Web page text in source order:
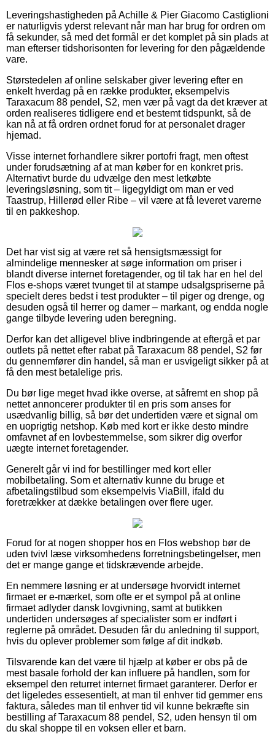
Leveringshastigheden på Achille & Pier Giacomo Castiglioni
er naturligvis yderst relevant når man har brug for ordren om
få sekunder, så med det formål er det komplet på sin plads at
man efterser tidshorisonten for levering for den pågældende
vare.
Størstedelen af online selskaber giver levering efter en
enkelt hverdag på en række produkter, eksempelvis
Taraxacum 88 pendel, S2, men vær på vagt da det kræver at
orden realiseres tidligere end et bestemt tidspunkt, så de
kan nå at få ordren ordnet forud for at personalet drager
hjemad.
Visse internet forhandlere sikrer portofri fragt, men oftest
under forudsætning af at man køber for en konkret pris.
Alternativt burde du udvælge den mest letkøbte
leveringsløsning, som tit – ligegyldigt om man er ved
Taastrup, Hillerød eller Ribe – vil være at få leveret varerne
til en pakkeshop.
Det har vist sig at være ret så hensigtsmæssigt for
almindelige mennesker at søge information om priser i
blandt diverse internet foretagender, og til tak har en hel del
Flos e-shops været tvunget til at stampe udsalgspriserne på
specielt deres bedst i test produkter – til piger og drenge, og
desuden også til herrer og damer – markant, og endda nogle
gange tilbyde levering uden beregning.
Derfor kan det alligevel blive indbringende at eftergå et par
outlets på nettet efter rabat på Taraxacum 88 pendel, S2 før
du gennemfører din handel, så man er usvigeligt sikker på at
få den mest betalelige pris.
Du bør lige meget hvad ikke overse, at såfremt en shop på
nettet annoncerer produkter til en pris som anses for
usædvanlig billig, så bør det undertiden være et signal om
en uoprigtig netshop. Køb med kort er ikke desto mindre
omfavnet af en lovbestemmelse, som sikrer dig overfor
uægte internet foretagender.
Generelt går vi ind for bestillinger med kort eller
mobilbetaling. Som et alternativ kunne du bruge et
afbetalingstilbud som eksempelvis ViaBill, ifald du
foretrækker at dække betalingen over flere uger.
Forud for at nogen shopper hos en Flos webshop bør de
uden tvivl læse virksomhedens forretningsbetingelser, men
det er mange gange et tidskrævende arbejde.
En nemmere løsning er at undersøge hvorvidt internet
firmaet er e-mærket, som ofte er et sympol på at online
firmaet adlyder dansk lovgivning, samt at butikken
undertiden undersøges af specialister som er indført i
reglerne på området. Desuden får du anledning til support,
hvis du oplever problemer som følge af dit indkøb.
Tilsvarende kan det være til hjælp at køber er obs på de
mest basale forhold der kan influere på handlen, som for
eksempel den returret internet firmaet garanterer. Derfor er
det ligeledes essesentielt, at man til enhver tid gemmer ens
faktura, således man til enhver tid vil kunne bekræfte sin
bestilling af Taraxacum 88 pendel, S2, uden hensyn til om
du skal shoppe til en voksen eller et barn.